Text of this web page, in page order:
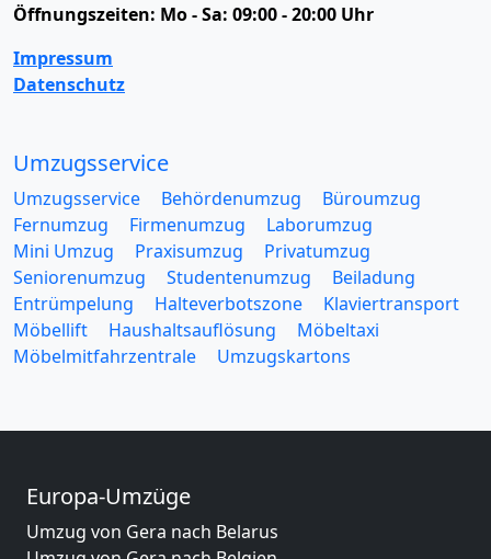
Öffnungszeiten: Mo - Sa: 09:00 - 20:00 Uhr
Impressum
Datenschutz
Umzugsservice
Umzugsservice Behördenumzug
Büroumzug
Fernumzug
Firmenumzug
Laborumzug
Mini Umzug
Praxisumzug
Privatumzug
Seniorenumzug
Studentenumzug
Beiladung
Entrümpelung
Halteverbotszone
Klaviertransport
Möbellift
Haushaltsauflösung
Möbeltaxi
Möbelmitfahrzentrale
Umzugskartons
Europa-Umzüge
Umzug von Gera nach Belarus